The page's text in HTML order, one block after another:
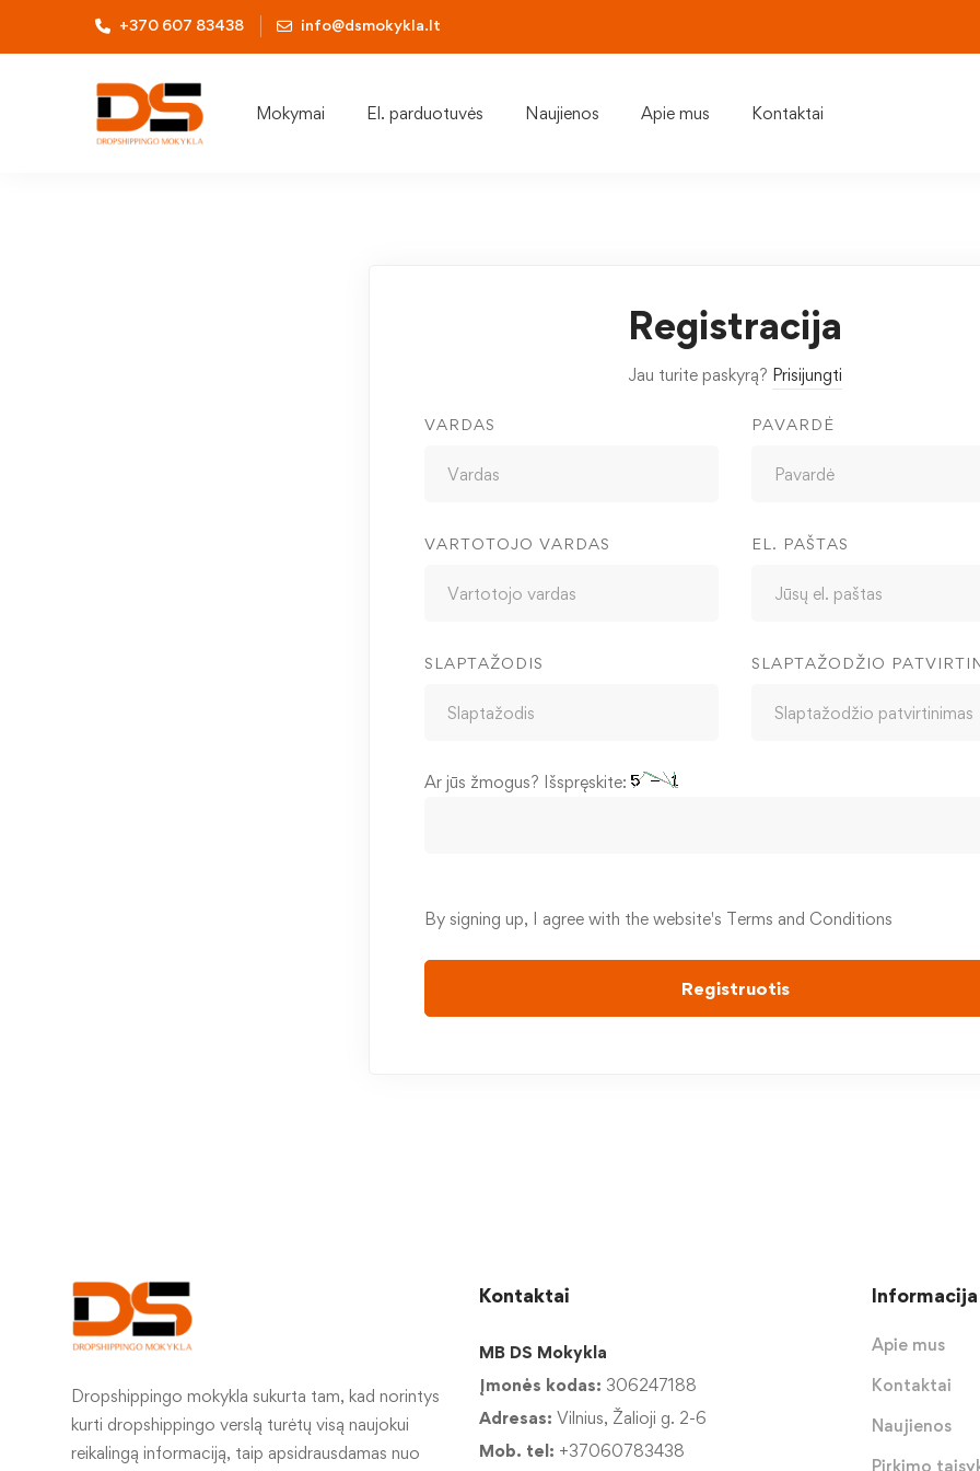
+370 607 83438 info@dsmokykla.lt
Mokymai El. parduotuvės Naujienos Apie mus Kontaktai
Registracija
Jau turite paskyrą? Prisijungti
VARDAS PAVARDĖ
VARTOTOJO VARDAS EL. PAŠTAS
SLAPTAŽODIS SLAPTAŽODŽIO
Ar jūs žmogus? Išspręskite:
By signing up, I agree with the website's Terms and Conditions
Registruotis
Dropshippingo mokykla sukurta tam, kad norintys
kurti dropshippingo verslą turėtų visą naujokui
reikalingą informaciją, taip apsidrausdamas nuo
Kontaktai
MB DS Mokykla
Įmonės kodas: 306247188
Adresas: Vilnius, Žalioji g. 2-6
Mob. tel: +37060783438
Informacija
Apie mus
Kontaktai
Naujienos
Pirkimo